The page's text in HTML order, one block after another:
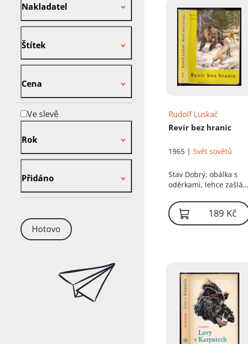
Nakladatel
Štítek
Cena
Ve slevě
Rok
Přidáno
Hotovo
Rudolf Luskač
Revír bez hranic
1965 |Svět sovětů
Stav Dobrý, obálka s
oděrkami, lehce zašlá
189 Kč